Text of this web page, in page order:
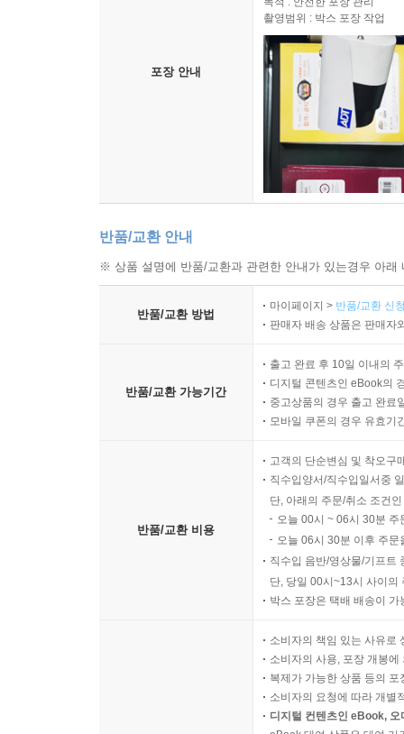
이 책 《페르소나 인터뷰》에서 잘 보여주듯, 온
성격과 욕망을 바꾸고 있는 것이다. 이에 따라인
3. 매력 자본과 삶의 유사성에 따라 달라지는 관계
― 한 사람의 관계란 그의 시간과 공간, IT 기술의
아니라 지적 능력, 재력, 사회적 지위와 권력, 명
관계의 양상도 달라진다.
바탕으로, 재력이라는 엄청난 힘을 수단으로 관
등락으로 곧바로 이어진다.
기존에 없던 자본을 획득하는 경우, 관계의 양상
갑작스러운 ‘신분 상승’을 경험하면서, 인생이 장
그렇다면, 매력 자본이 많으면 많을수록, 관계
생각하지 않는 인간관계의 진정성이나 방향성,
측면만을 가지고 있는 사람들이 자신의 삶에 만
속된 말로 ‘끼리끼리 논다’라는 말도 있듯이, 관
없이 친해진다. 행위예술가와 투자은행 전문가
관계 유지는 어려운 게 현실이다. 장기적이고 지
이처럼 관계는 여러 변수의 종합적인 결과물이
나올 수 있는 결과물이 달라진다. 관계가 곧 삶
지혜가 담긴 목소리들로 시끌벅적하다. 그들의
포장 안내
촬영범위 : 박스 포장 작업
반품/교환 안내
※ 상품 설명에 반품/교환과 관련한 안내가 있는경우 아
반품/교환 방법
마이페이지 > 반품/교환 신
판매자 배송 상품은 판매자
반품/교환 가능기간
출고 완료 후 10일 이내의
디지털 콘텐츠인 eBook의
중고상품의 경우 출고 완료
모바일 쿠폰의 경우 유효기
반품/교환 비용
고객의 단순변심 및 착오구
직수입양서/직수입일서중
단, 아래의 주문/취소 조건
오늘 00시 ~ 06시 30분
오늘 06시 30분 이후 주
직수입 음반/영상물/기프트
단, 당일 00시~13시 사이의
박스 포장은 택배 배송이
소비자의 책임 있는 사유로
소비자의 사용, 포장 개봉
복제가 가능한 상품 등의
소비자의 요청에 따라 개별
디지털 컨텐츠인 eBook,